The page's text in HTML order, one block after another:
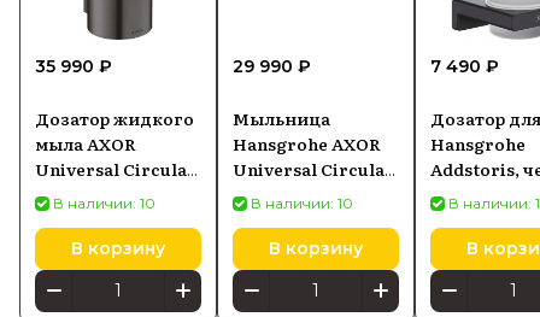
35 990 ₽
Дозатор жидкого
мыла AXOR
Universal Circular,
черный матовый
хром 42810340
В наличии: 10
В корзину
29 990 ₽
Мыльница
Hansgrohe AXOR
Universal Circular,
белый матовый
42805700
В наличии: 10
В корзину
7 490 ₽
Дозатор
Hansgrohe
Addstoris,
матовый/
41745670
В наличии:
В